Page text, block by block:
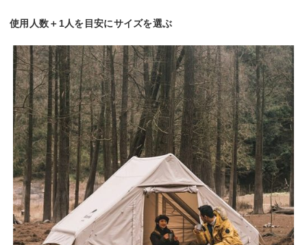
使用人数＋1人を目安にサイズを選ぶ